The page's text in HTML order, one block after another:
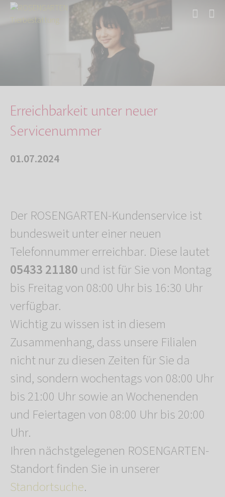
Aktuelles
Erreichbarkeit unter neuer Servicenummer
Erreichbarkeit unter neuer
Servicenummer
01.07.2024
Der ROSENGARTEN-Kundenservice ist
bundesweit unter einer neuen
Telefonnummer erreichbar. Diese lautet
05433 21180 und ist für Sie von Montag
bis Freitag von 08:00 Uhr bis 16:30 Uhr
verfügbar.
Wichtig zu wissen ist in diesem
Zusammenhang, dass unsere Filialen
nicht nur zu diesen Zeiten für Sie da
sind, sondern wochentags von 08:00 Uhr
bis 21:00 Uhr sowie an Wochenenden
und Feiertagen von 08:00 Uhr bis 20:00
Uhr.
Ihren nächstgelegenen ROSENGARTEN-
Standort finden Sie in unserer
Standortsuche.